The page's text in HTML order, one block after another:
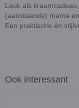
Leuk als
(aanstaande) mama
Een praktische én
Ook interessant